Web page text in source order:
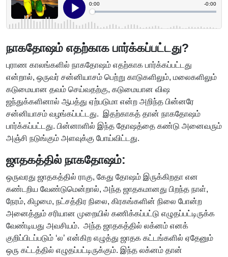
நாகதோஷம் எதற்காக பார்க்கப்பட்டது?
புராண காலங்களில் நாகதோஷம் எதற்காக பார்க்கப்பட்டது
என்றால், ஒருவர் சன்னியாசம் பெற்று காடுகளிலும், மலைகளிலும்
கடுமையான தவம் செய்வதற்கு, கடுமையான விஷ
ஜந்துக்களினால் ஆபத்து ஏற்படுமா என்ற அறிந்த பின்னரே
சன்னியாசம் வழங்கப்பட்டது. இதற்காகத் தான் நாகதோஷம்
பார்க்கப்பட்டது. பின்னாளில் இந்த தோஷத்தை கண்டு அனைவரும்
அஞ்சி நடுங்கும் அளவுக்கு போய்விட்டது.
ஜாதகத்தில் நாகதோஷம்:
ஒருவரது ஜாதகத்தில் ராகு, கேது தோஷம் இருக்கிறதா என
கண்டறிய வேண்டுமென்றால், அந்த ஜாதகமானது பிறந்த நாள்,
நேரம், கிழமை, நட்சத்திர நிலை, கிரகங்களின் நிலை போன்ற
அனைத்தும் சரியான முறையில் கணிக்கப்பட்டு எழுதப்பட்டிருக்க
வேண்டியது அவசியம். அந்த ஜாதகத்தில் லக்னம் எனக்
குறிப்பிடப்படும் ‘ல’ என்கிற எழுத்து ஜாதக கட்டங்களில் ஏதேனும்
ஒரு கட்டத்தில் எழுதப்பட்டிருக்கும். இந்த லக்னம் தான்